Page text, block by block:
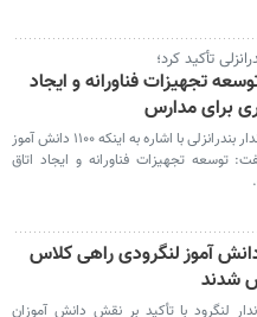
تأکید کرد؛
تجهیزات فناورانه و ایجاد
برای مدارس
انزلی - فرماندار بندرانزلی با اشاره به اینکه ۱۱۰۰ دانش آموز
توسعه تجهیزات فناورانه و ایجاد اتاق
دانش‌ آموز لنگرودی راهی کلاس‌
شدند
لنگرود با تأکید بر نقش دانش‌ آموزان